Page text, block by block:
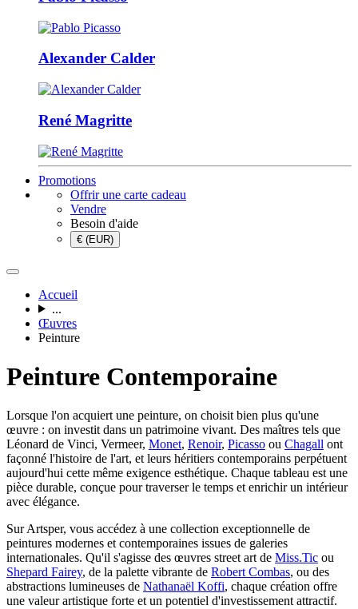
Alexander Calder
René Magritte
Promotions
Offrir une carte cadeau
Vendre
Besoin d'aide
€ (EUR)
Accueil
...
Œuvres
Peinture
Peinture Contemporaine
Lorsque l'on acquiert une peinture, on choisit bien plus qu'une
œuvre : on investit dans un patrimoine vivant. Des maîtres tels que
Léonard de Vinci, Vermeer, Monet, Renoir, Picasso ou Chagall ont
façonné l'histoire de l'art, et leurs héritiers contemporains perpétuent
aujourd'hui cette même exigence esthétique. Chaque tableau est une
pièce durable, conçue pour traverser le temps et enrichir un intérieur
avec élégance.
Sur Artsper, vous accédez à une collection exceptionnelle de
peintures modernes et contemporaines issues de galeries
internationales. Qu'il s'agisse des œuvres street art de Miss.Tic ou
Shepard Fairey, de la palette vibrante de Robert Combas, ou des
abstractions lumineuses de Nathanaël Koffi, chaque création offre
une valeur artistique forte et un potentiel d'investissement attractif.